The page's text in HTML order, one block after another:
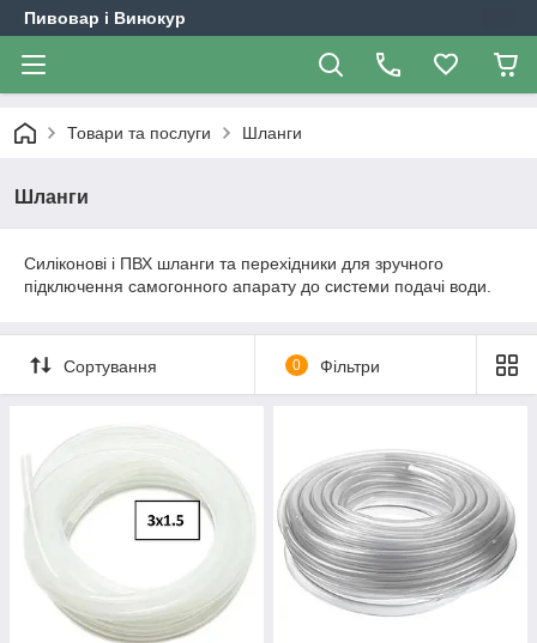
Пивовар і Винокур
Товари та послуги Шланги
Шланги
Силіконові і ПВХ шланги та перехідники для зручного
підключення самогонного апарату до системи подачі води.
Сортування 0 Фільтри